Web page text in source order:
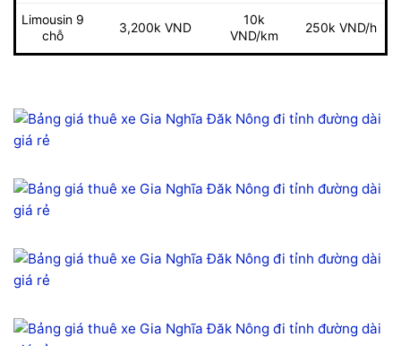
Limousin 9
chỗ
3,200k VND
10k
VND/km
250k VND/h